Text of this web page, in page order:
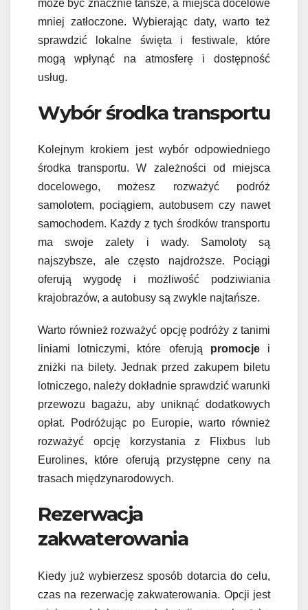
może być znacznie tańsze, a miejsca docelowe
mniej zatłoczone. Wybierając daty, warto też
sprawdzić lokalne święta i festiwale, które
mogą wpłynąć na atmosferę i dostępność
usług.
Wybór środka transportu
Kolejnym krokiem jest wybór odpowiedniego
środka transportu. W zależności od miejsca
docelowego, możesz rozważyć podróż
samolotem, pociągiem, autobusem czy nawet
samochodem. Każdy z tych środków transportu
ma swoje zalety i wady. Samoloty są
najszybsze, ale często najdroższe. Pociągi
oferują wygodę i możliwość podziwiania
krajobrazów, a autobusy są zwykle najtańsze.
Warto również rozważyć opcję podróży z tanimi
liniami lotniczymi, które oferują promocjei
zniżki na bilety. Jednak przed zakupem biletu
lotniczego, należy dokładnie sprawdzić warunki
przewozu bagażu, aby uniknąć dodatkowych
opłat. Podróżując po Europie, warto również
rozważyć opcję korzystania z Flixbus lub
Eurolines, które oferują przystępne ceny na
trasach międzynarodowych.
Rezerwacja
zakwaterowania
Kiedy już wybierzesz sposób dotarcia do celu,
czas na rezerwację zakwaterowania. Opcji jest